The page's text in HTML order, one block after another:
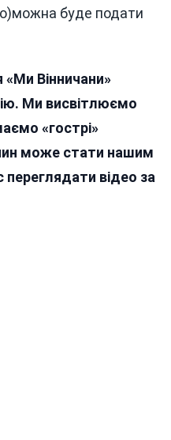
буде подати
Вінничани»
Ми висвітлюємо
«гострі»
може стати нашим
відео за